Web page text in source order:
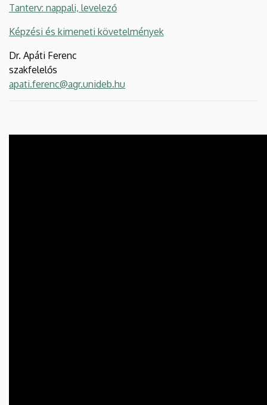
Tanterv: nappali, levelező
Képzési és kimeneti követelmények
Dr. Apáti Ferenc
szakfelelős
apati.ferenc@agr.unideb.hu